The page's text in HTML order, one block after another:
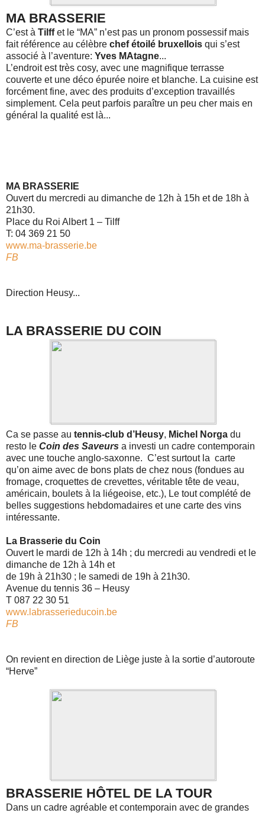
MA BRASSERIE
C’est à Tilffet le “MA” n’est pas un pronom possessif mais
fait référence au célèbre chef étoilé bruxellois qui s’est
associé à l’aventure: Yves MAtagne...
L’endroit est très cosy, avec une magnifique terrasse
couverte et une déco épurée noire et blanche. La cuisine est
forcément fine, avec des produits d’exception travaillés
simplement. Cela peut parfois paraître un peu cher mais en
général la qualité est là...
MA BRASSERIE
Ouvert du mercredi au dimanche de 12h à 15h et de 18h à
21h30.
Place du Roi Albert 1 – Tilff
T: 04 369 21 50
www.ma-brasserie.be
FB
Direction Heusy...
LA BRASSERIE DU COIN
Ca se passe au tennis-club d’Heusy, Michel Norga du
resto le Coin des Saveurs a investi un cadre contemporain
avec une touche anglo-saxonne. C’est surtout la carte
qu’on aime avec de bons plats de chez nous (fondues au
fromage, croquettes de crevettes, véritable tête de veau,
américain, boulets à la liégeoise, etc.), Le tout complété de
belles suggestions hebdomadaires et une carte des vins
intéressante.
La Brasserie du Coin
Ouvert le mardi de 12h à 14h ; du mercredi au vendredi et le
dimanche de 12h à 14h et
de 19h à 21h30 ; le samedi de 19h à 21h30.
Avenue du tennis 36 – Heusy
T 087 22 30 51
www.labrasserieducoin.be
FB
On revient en direction de Liège juste à la sortie d’autoroute
“Herve”
BRASSERIE HÔTEL DE LA TOUR
Dans un cadre agréable et contemporain avec de grandes